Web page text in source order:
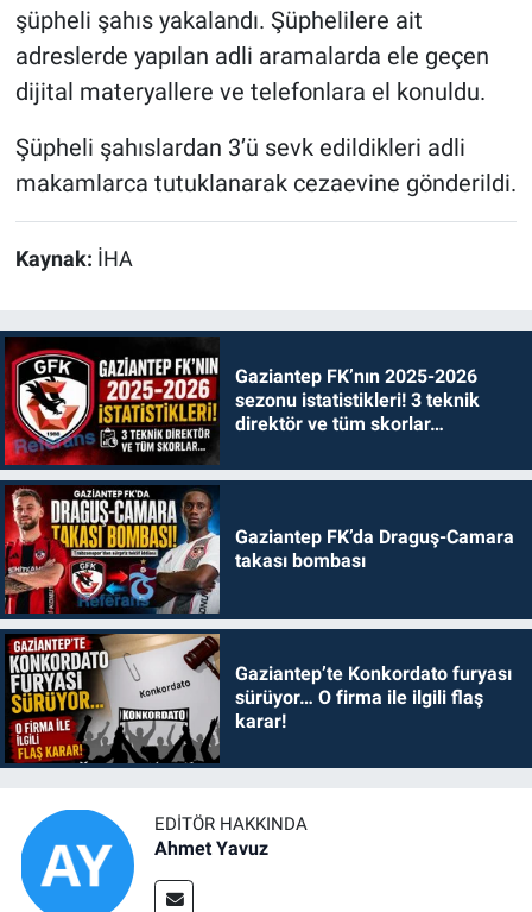
şüpheli şahıs yakalandı. Şüphelilere ait
adreslerde yapılan adli aramalarda ele geçen
dijital materyallere ve telefonlara el konuldu.
Şüpheli şahıslardan 3’ü sevk edildikleri adli
makamlarca tutuklanarak cezaevine gönderildi.
Kaynak: İHA
Gaziantep FK’nın 2025-2026
sezonu istatistikleri! 3 teknik
direktör ve tüm skorlar…
Gaziantep FK’da Draguş-Camara
takası bombası
Gaziantep’te Konkordato furyası
sürüyor… O firma ile ilgili flaş
karar!
EDITÖR HAKKINDA
Ahmet Yavuz